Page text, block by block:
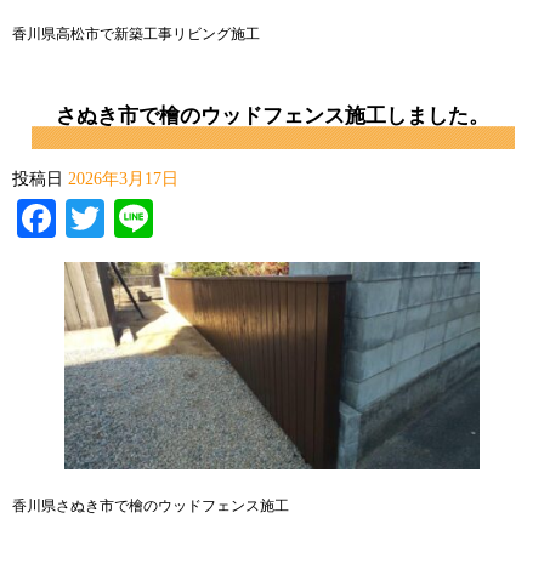
香川県高松市で新築工事リビング施工
さぬき市で檜のウッドフェンス施工しました。
投稿日 2026年3月17日
Facebook
Twitter
香川県さぬき市で檜のウッドフェンス施工